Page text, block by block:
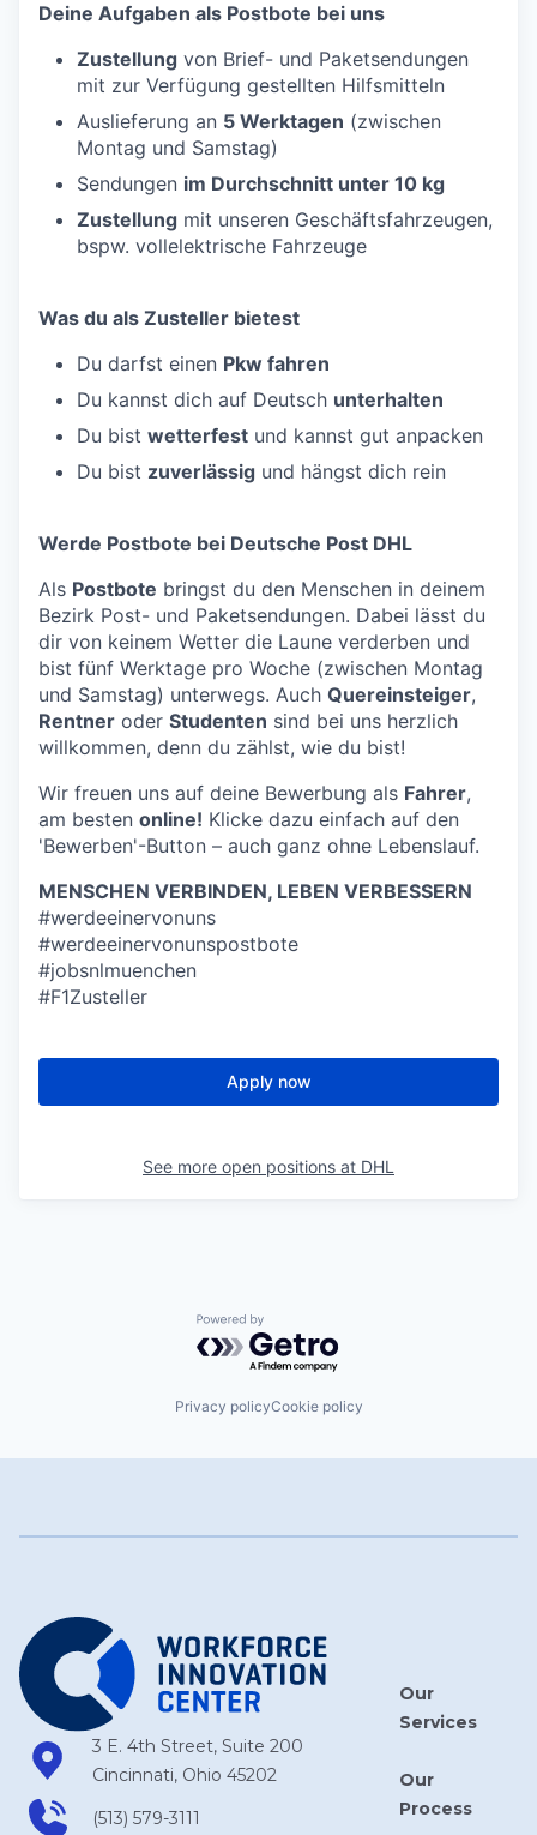
Deine Aufgaben als Postbote bei uns
Zustellung von Brief- und Paketsendungen
mit zur Verfügung gestellten Hilfsmitteln
Auslieferung an 5 Werktagen (zwischen
Montag und Samstag)
Sendungen im Durchschnitt unter 10 kg
Zustellung mit unseren Geschäftsfahrzeugen,
bspw. vollelektrische Fahrzeuge
Was du als Zusteller bietest
Du darfst einen Pkw fahren
Du kannst dich auf Deutsch unterhalten
Du bist wetterfest und kannst gut anpacken
Du bist zuverlässig und hängst dich rein
Werde Postbote bei Deutsche Post DHL
Als Postbote bringst du den Menschen in deinem
Bezirk Post- und Paketsendungen. Dabei lässt du
dir von keinem Wetter die Laune verderben und
bist fünf Werktage pro Woche (zwischen Montag
und Samstag) unterwegs. Auch Quereinsteiger,
Rentner oder Studenten sind bei uns herzlich
willkommen, denn du zählst, wie du bist!
Wir freuen uns auf deine Bewerbung als Fahrer,
am besten online! Klicke dazu einfach auf den
'Bewerben'-Button – auch ganz ohne Lebenslauf.
MENSCHEN VERBINDEN, LEBEN VERBESSERN
#werdeeinervonuns
#werdeeinervonunspostbote
#jobsnlmuenchen
#F1Zusteller
Apply now
See more open positions at DHL
Powered by Getro.com
Privacy policyCookie policy
3 E. 4th Street, Suite 200
Cincinnati, Ohio 45202
(513) 579-3111
Our
Services
Our
Process